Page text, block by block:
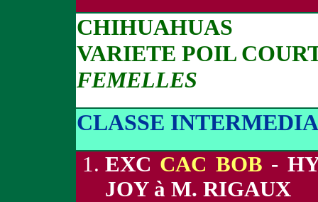
CHIHUAHUAS
VARIETE POIL
FEMELLES
CLASSE
EXC CAC BOB -
JOY à M. RIGAUX